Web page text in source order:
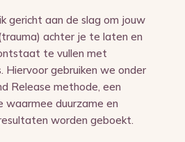
gericht aan de slag om jouw
achter je te laten en
te vullen met
Hiervoor gebruiken we onder
Release methode, een
duurzame en
worden geboekt.